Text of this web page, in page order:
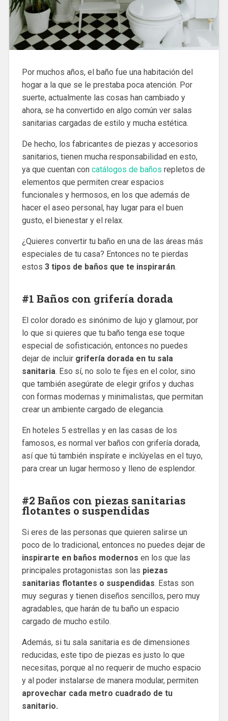
Por muchos años, el baño fue una habitación del
hogar a la que se le prestaba poca atención. Por
suerte, actualmente las cosas han cambiado y
ahora, se ha convertido en algo común ver salas
sanitarias cargadas de estilo y mucha estética.
De hecho, los fabricantes de piezas y accesorios
sanitarios, tienen mucha responsabilidad en esto,
ya que cuentan con catálogos de baños repletos de
elementos que permiten crear espacios
funcionales y hermosos, en los que además de
hacer el aseo personal, hay lugar para el buen
gusto, el bienestar y el relax.
¿Quieres convertir tu baño en una de las áreas más
especiales de tu casa? Entonces no te pierdas
estos 3 tipos de baños que te inspirarán.
#1 Baños con grifería dorada
El color dorado es sinónimo de lujo y glamour, por
lo que si quieres que tu baño tenga ese toque
especial de sofisticación, entonces no puedes
dejar de incluir grifería dorada en tu sala
sanitaria. Eso sí, no solo te fijes en el color, sino
que también asegúrate de elegir grifos y duchas
con formas modernas y minimalistas, que permitan
crear un ambiente cargado de elegancia.
En hoteles 5 estrellas y en las casas de los
famosos, es normal ver baños con grifería dorada,
así que tú también inspírate e inclúyelas en el tuyo,
para crear un lugar hermoso y lleno de esplendor.
#2 Baños con piezas sanitarias
flotantes o suspendidas
Si eres de las personas que quieren salirse un
poco de lo tradicional, entonces no puedes dejar de
inspirarte en baños modernos en los que las
principales protagonistas son las piezas
sanitarias flotantes o suspendidas. Estas son
muy seguras y tienen diseños sencillos, pero muy
agradables, que harán de tu baño un espacio
cargado de mucho estilo.
Además, si tu sala sanitaria es de dimensiones
reducidas, este tipo de piezas es justo lo que
necesitas, porque al no requerir de mucho espacio
y al poder instalarse de manera modular, permiten
aprovechar cada metro cuadrado de tu
sanitario.